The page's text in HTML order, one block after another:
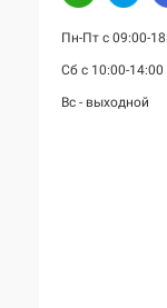
Пн-Пт с 09:00-
Сб с 10:00-14:00
Вс - выходной